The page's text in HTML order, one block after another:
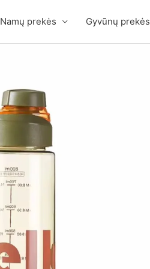
Namų prekės Gyvūnų prekės